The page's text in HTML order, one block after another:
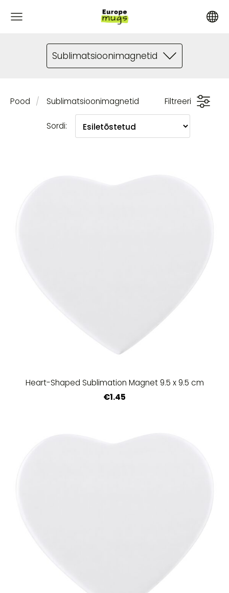
Sublimatsioonimagnetid
Pood Sublimatsioonimagnetid Filtreeri
Sordi:
Heart-Shaped Sublimation Magnet 9.5 x 9.5 cm
€1.45